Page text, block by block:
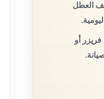
العطل
أو